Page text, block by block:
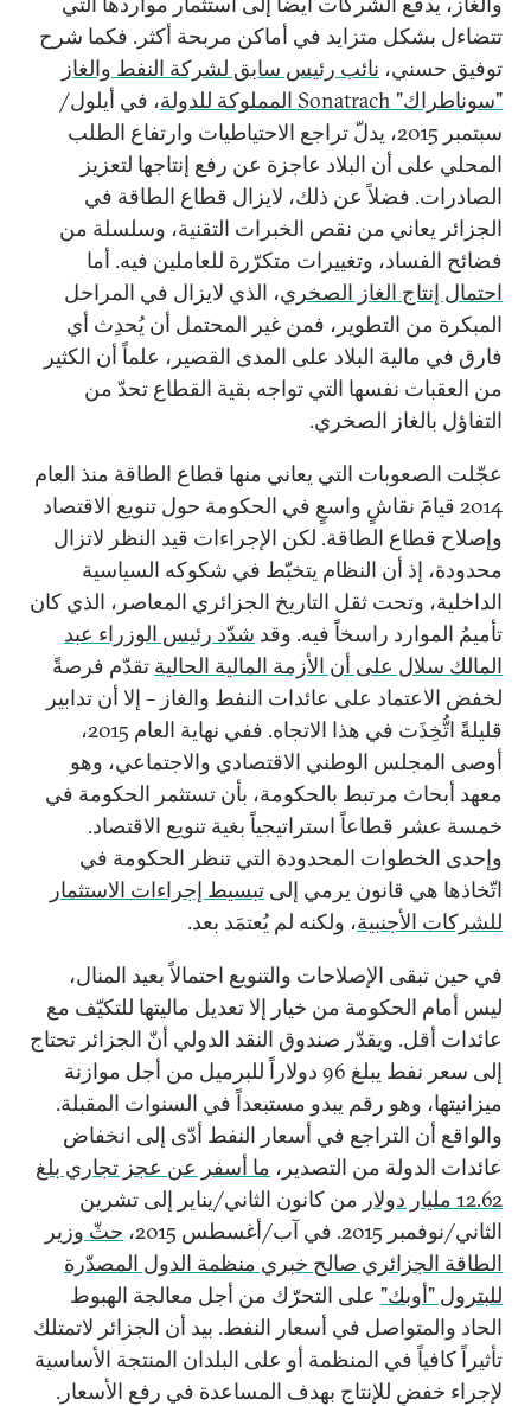
تتضاءل بشكل متزايد في أماكن مربحة أكثر. فكما شرح
توفيق حسني، نائب رئيس سابق لشركة النفط والغاز
"سوناطراك" Sonatrach المملوكة للدولة، في أيلول/
سبتمبر 2015، يدلّ تراجع الاحتياطيات وارتفاع الطلب
المحلي على أن البلاد عاجزة عن رفع إنتاجها لتعزيز
الصادرات. فضلاً عن ذلك، لايزال قطاع الطاقة في
الجزائر يعاني من نقص الخبرات التقنية، وسلسلة من
فضائح الفساد، وتغييرات متكرّرة للعاملين فيه. أما
احتمال إنتاج الغاز الصخري، الذي لايزال في المراحل
المبكرة من التطوير، فمن غير المحتمل أن يُحدِث أي
فارق في مالية البلاد على المدى القصير، علماً أن الكثير
من العقبات نفسها التي تواجه بقية القطاع تحدّ من
التفاؤل بالغاز الصخري.
عجّلت الصعوبات التي يعاني منها قطاع الطاقة منذ العام
2014 قيامَ نقاشٍ واسعٍ في الحكومة حول تنويع الاقتصاد
وإصلاح قطاع الطاقة. لكن الإجراءات قيد النظر لاتزال
محدودة، إذ أن النظام يتخبّط في شكوكه السياسية
الداخلية، وتحت ثقل التاريخ الجزائري المعاصر، الذي كان
تأميمُ الموارد راسخاً فيه. وقد شدّد رئيس الوزراء عبد
المالك سلال على أن الأزمة المالية الحالية تقدّم فرصةً
لخفض الاعتماد على عائدات النفط والغاز – إلا أن تدابير
قليلةً اتُّخِذَت في هذا الاتجاه. ففي نهاية العام 2015،
أوصى المجلس الوطني الاقتصادي والاجتماعي، وهو
معهد أبحاث مرتبط بالحكومة، بأن تستثمر الحكومة في
خمسة عشر قطاعاً استراتيجياً بغية تنويع الاقتصاد.
وإحدى الخطوات المحدودة التي تنظر الحكومة في
اتّخاذها هي قانون يرمي إلى تبسيط إجراءات الاستثمار
للشركات الأجنبية، ولكنه لم يُعتمَد بعد.
في حين تبقى الإصلاحات والتنويع احتمالاً بعيد المنال،
ليس أمام الحكومة من خيار إلا تعديل ماليتها للتكيّف مع
عائدات أقل. ويقدّر صندوق النقد الدولي أنّ الجزائر تحتاج
إلى سعر نفط يبلغ 96 دولاراً للبرميل من أجل موازنة
ميزانيتها، وهو رقم يبدو مستبعداً في السنوات المقبلة.
والواقع أن التراجع في أسعار النفط أدّى إلى انخفاض
عائدات الدولة من التصدير، ما أسفر عن عجز تجاري بلغ
12.62 مليار دولار
من كانون الثاني/يناير إلى تشرين
الثاني/نوفمبر 2015. في آب/أغسطس 2015،
حثّ وزير
الطاقة الجزائري صالح خبري منظمة الدول المصدّرة
للبترول "أوبك" على التحرّك من أجل معالجة الهبوط
الحاد والمتواصل في أسعار النفط. بيد أن الجزائر لاتمتلك
تأثيراً كافياً في المنظمة أو على البلدان المنتجة الأساسية
لإجراء خفضٍ للإنتاج بهدف المساعدة في رفع الأسعار.